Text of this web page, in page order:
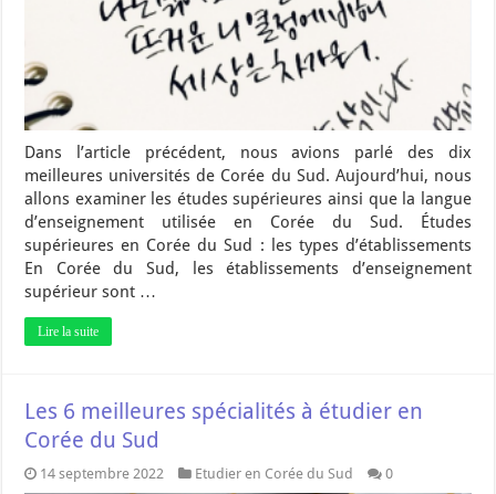
Dans l’article précédent, nous avions parlé des dix
meilleures universités de Corée du Sud. Aujourd’hui, nous
allons examiner les études supérieures ainsi que la langue
d’enseignement utilisée en Corée du Sud. Études
supérieures en Corée du Sud : les types d’établissements
En Corée du Sud, les établissements d’enseignement
supérieur sont …
Lire la suite
Les 6 meilleures spécialités à étudier en
Corée du Sud
14 septembre 2022 Etudier en Corée du Sud 0